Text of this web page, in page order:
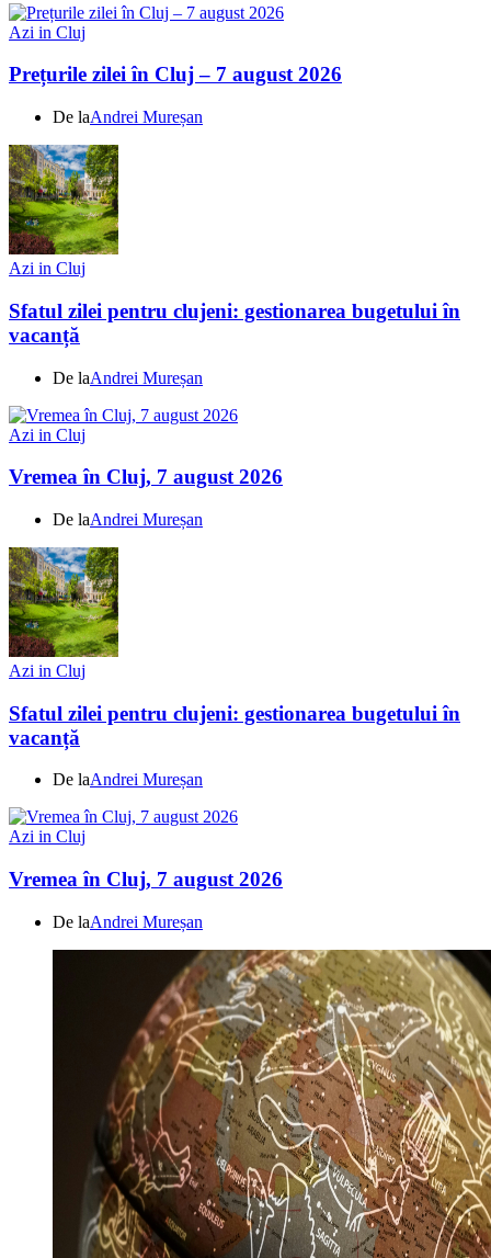
Azi in Cluj
Prețurile zilei în Cluj – 7 august 2026
De laAndrei Mureșan
Azi in Cluj
Sfatul zilei pentru clujeni: gestionarea bugetului în
vacanță
De laAndrei Mureșan
Azi in Cluj
Vremea în Cluj, 7 august 2026
De laAndrei Mureșan
Azi in Cluj
Sfatul zilei pentru clujeni: gestionarea bugetului în
vacanță
De laAndrei Mureșan
Azi in Cluj
Vremea în Cluj, 7 august 2026
De laAndrei Mureșan